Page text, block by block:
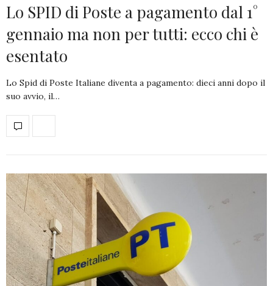
Lo SPID di Poste a pagamento dal 1°
gennaio ma non per tutti: ecco chi è
esentato
Lo Spid di Poste Italiane diventa a pagamento: dieci anni dopo il
suo avvio, il…